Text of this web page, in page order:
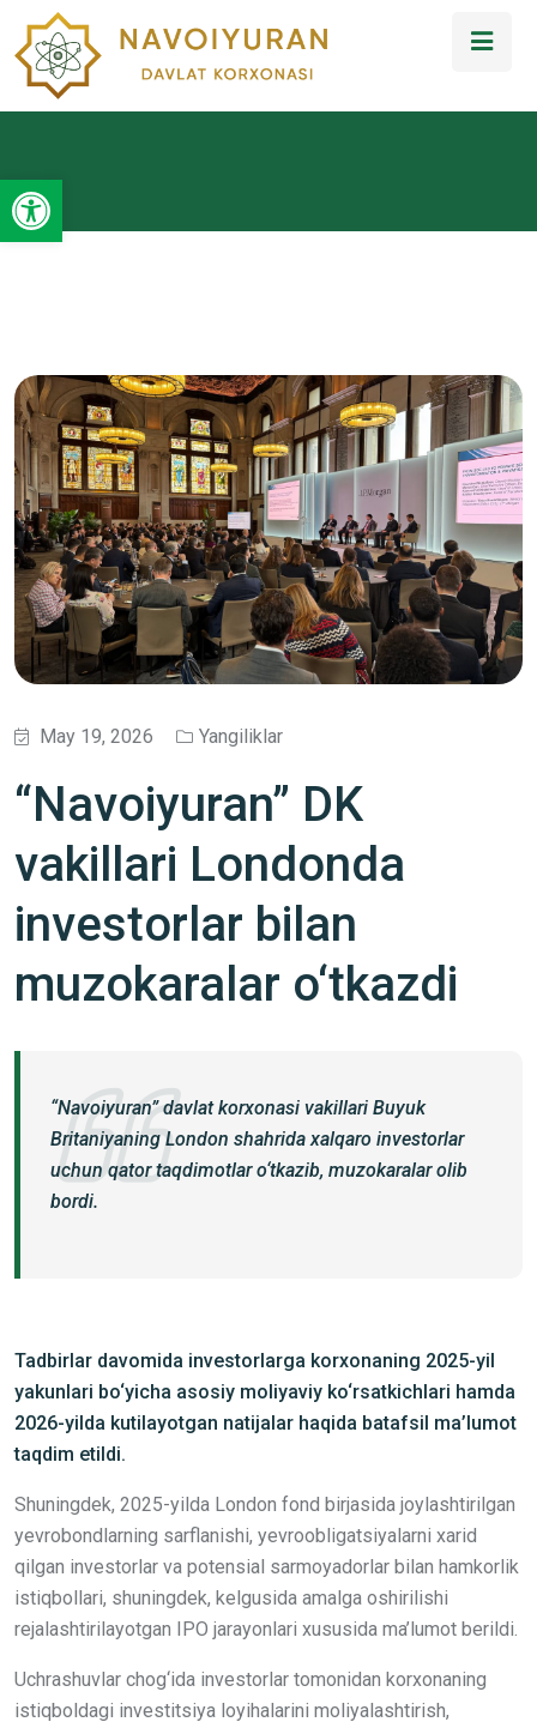
Open toolbar
May 19, 2026 Yangiliklar
“Navoiyuran” DK
vakillari Londonda
investorlar bilan
muzokaralar o‘tkazdi
“Navoiyuran” davlat korxonasi vakillari Buyuk
Britaniyaning London shahrida xalqaro investorlar
uchun qator taqdimotlar o‘tkazib, muzokaralar olib
bordi.
Tadbirlar davomida investorlarga korxonaning 2025-yil
yakunlari bo‘yicha asosiy moliyaviy ko‘rsatkichlari hamda
2026-yilda kutilayotgan natijalar haqida batafsil ma’lumot
taqdim etildi.
Shuningdek, 2025-yilda London fond birjasida joylashtirilgan
yevrobondlarning sarflanishi, yevroobligatsiyalarni xarid
qilgan investorlar va potensial sarmoyadorlar bilan hamkorlik
istiqbollari, shuningdek, kelgusida amalga oshirilishi
rejalashtirilayotgan IPO jarayonlari xususida ma’lumot berildi.
Uchrashuvlar chog‘ida investorlar tomonidan korxonaning
istiqboldagi investitsiya loyihalarini moliyalashtirish,